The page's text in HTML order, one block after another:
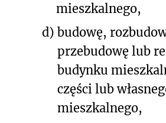
mieszkalnego,
d) budowę,
przebudowę lub
budynku
części lub
mieszkalnego,